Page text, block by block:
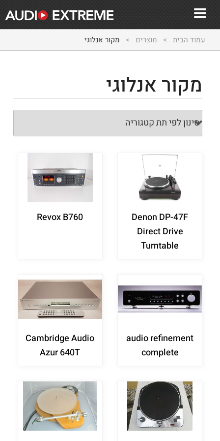
עמוד הבית > מוצרים > מקור אנלוגי
מקור אנלוגי
Denon DP-47F
Direct Drive
Turntable
Revox B760
audio refinement
complete
Cambridge Audio
Azur 640T